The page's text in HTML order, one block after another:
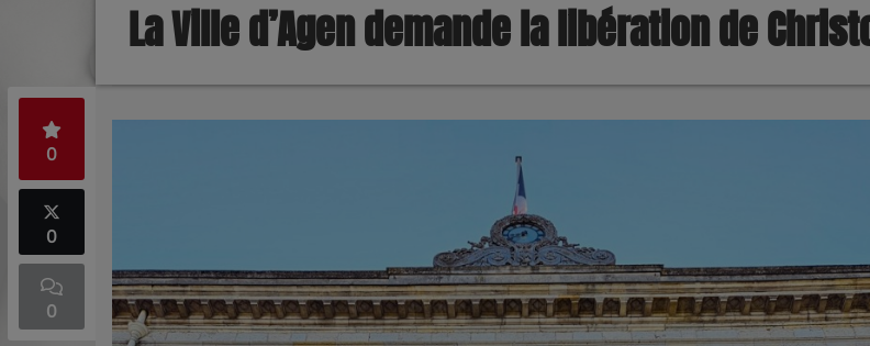
La Ville d’Agen demande la libération de
0
0
0